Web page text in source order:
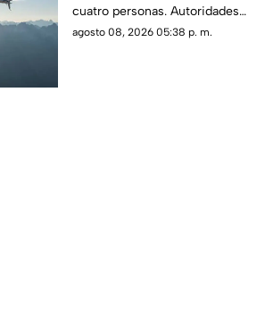
personas
cuatro personas. Autoridades
confirmaron que la aeronave
agosto 08, 2026 05:38 p. m.